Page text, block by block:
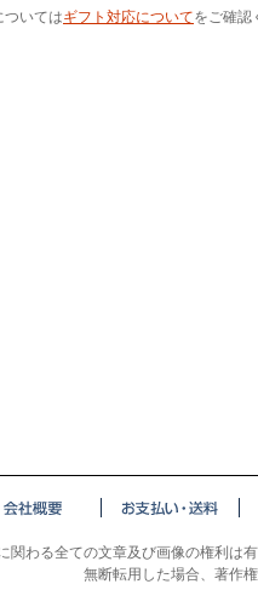
ついてはギフト対応についてをご確認
関わる全ての文章及び画像の権利は
無断転用した場合、著作